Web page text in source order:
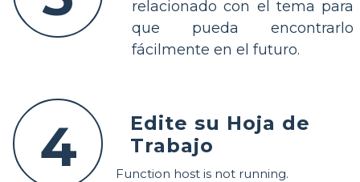
relacionado con el tema para
que pueda encontrarlo
fácilmente en el futuro.
4
Edite su Hoja de
Trabajo
Function host is not running.